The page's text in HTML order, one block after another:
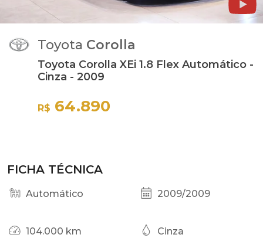
Toyota Corolla
Toyota Corolla XEi 1.8 Flex Automático -
Cinza - 2009
R$ 64.890
FICHA TÉCNICA
Automático 2009/2009
104.000 km Cinza